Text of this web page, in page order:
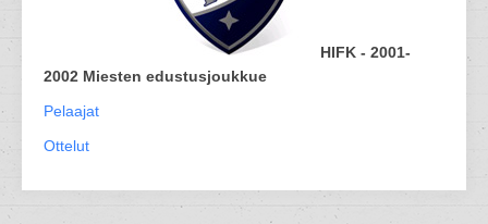
HIFK - 2001-
2002 Miesten edustusjoukkue
Pelaajat
Ottelut